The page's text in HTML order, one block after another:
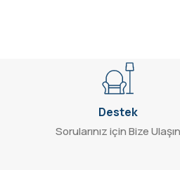
Destek
Sorularınız için Bize Ulaşın